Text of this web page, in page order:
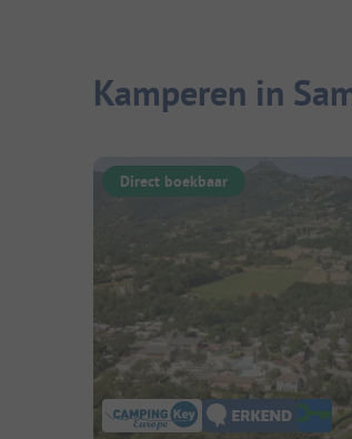
Kamperen in
Direct boekbaar